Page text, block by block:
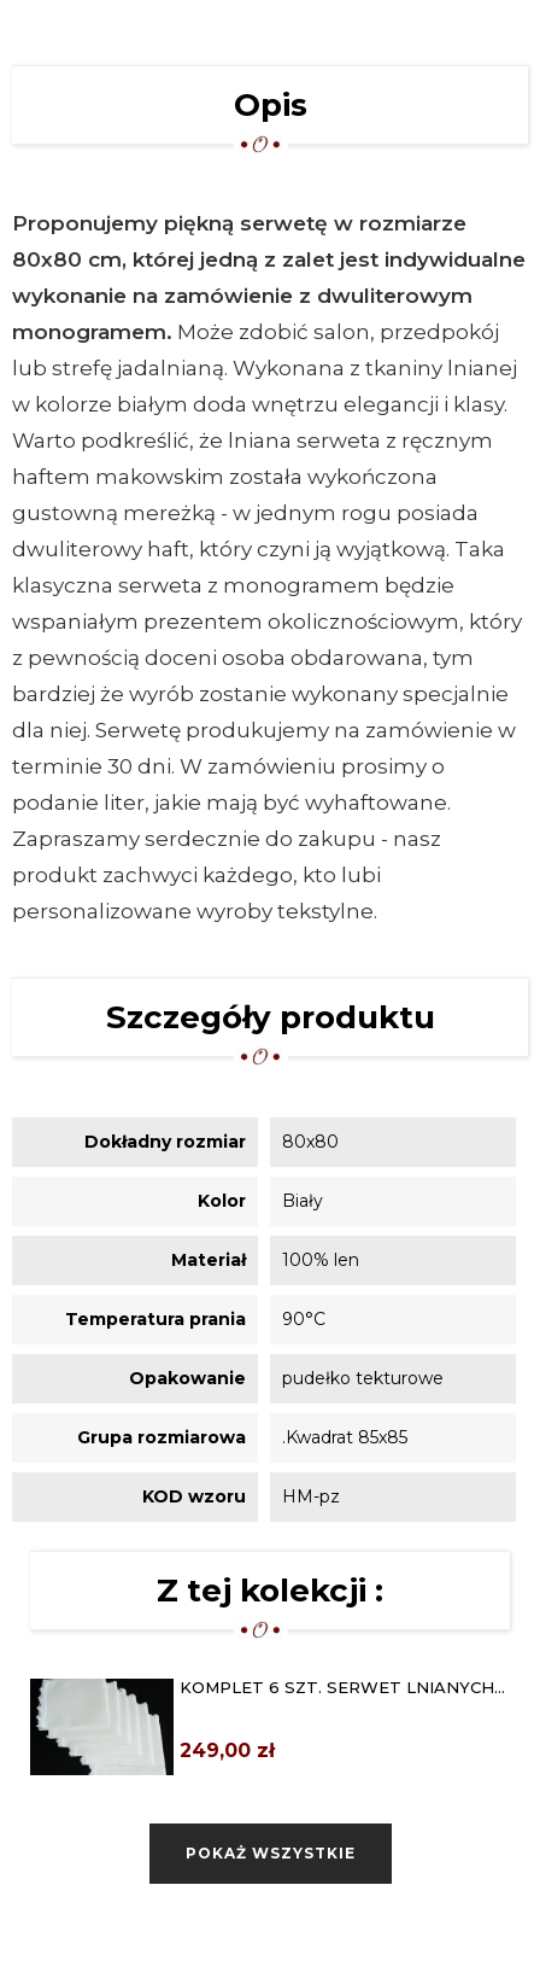
Opis
Proponujemy piękną serwetę w rozmiarze
80x80 cm, której jedną z zalet jest indywidualne
wykonanie na zamówienie z dwuliterowym
monogramem. Może zdobić salon, przedpokój
lub strefę jadalnianą. Wykonana z tkaniny lnianej
w kolorze białym doda wnętrzu elegancji i klasy.
Warto podkreślić, że lniana serweta z ręcznym
haftem makowskim została wykończona
gustowną mereżką - w jednym rogu posiada
dwuliterowy haft, który czyni ją wyjątkową. Taka
klasyczna serweta z monogramem będzie
wspaniałym prezentem okolicznościowym, który
z pewnością doceni osoba obdarowana, tym
bardziej że wyrób zostanie wykonany specjalnie
dla niej. Serwetę produkujemy na zamówienie w
terminie 30 dni. W zamówieniu prosimy o
podanie liter, jakie mają być wyhaftowane.
Zapraszamy serdecznie do zakupu - nasz
produkt zachwyci każdego, kto lubi
personalizowane wyroby tekstylne.
Szczegóły produktu
Dokładny rozmiar 80x80
Kolor Biały
Materiał 100% len
Temperatura prania 90°C
Opakowanie pudełko tekturowe
Grupa rozmiarowa .Kwadrat 85x85
KOD wzoru HM-pz
Z tej kolekcji :
KOMPLET 6 SZT. SERWET LNIANYCH
249,00 zł
399,00 zł
POKAŻ WSZYSTKIE